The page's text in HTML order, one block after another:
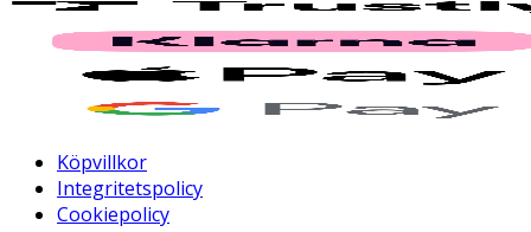
Köpvillkor
Integritetspolicy
Cookiepolicy